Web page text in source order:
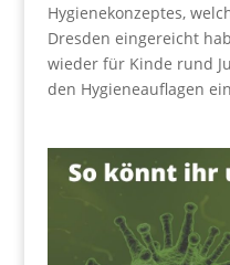
Hygienekonzeptes,
Dresden eingereicht
wieder für Kinde rund
den Hygieneauflagen